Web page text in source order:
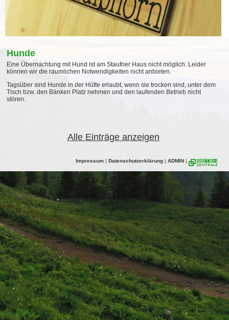
Hunde
Eine Übernachtung mit Hund ist am Staufner Haus nicht möglich. Leider
können wir die räumlichen Notwendigkeiten nicht anbieten.
Tagsüber sind Hunde in der Hütte erlaubt, wenn sie trocken sind, unter dem
Tisch bzw. den Bänken Platz nehmen und den laufenden Betrieb nicht
stören.
Alle Einträge anzeigen
Impressum | Datenschutzerklärung | ADMIN |